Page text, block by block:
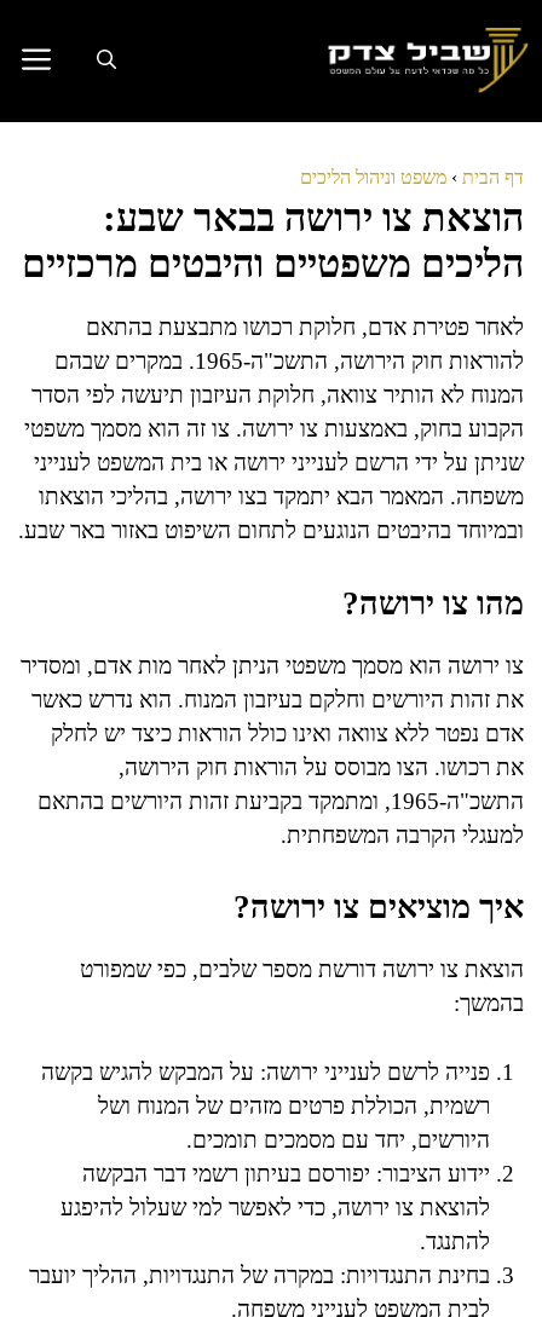
לתוכן
דף הבית › משפט וניהול הליכים
הוצאת צו ירושה בבאר שבע:
הליכים משפטיים והיבטים מרכזיים
לאחר פטירת אדם, חלוקת רכושו מתבצעת בהתאם
להוראות חוק הירושה, התשכ"ה-1965. במקרים שבהם
המנוח לא הותיר צוואה, חלוקת העיזבון תיעשה לפי הסדר
הקבוע בחוק, באמצעות צו ירושה. צו זה הוא מסמך משפטי
שניתן על ידי הרשם לענייני ירושה או בית המשפט לענייני
משפחה. המאמר הבא יתמקד בצו ירושה, בהליכי הוצאתו
ובמיוחד בהיבטים הנוגעים לתחום השיפוט באזור באר שבע.
מהו צו ירושה?
צו ירושה הוא מסמך משפטי הניתן לאחר מות אדם, ומסדיר
את זהות היורשים וחלקם בעיזבון המנוח. הוא נדרש כאשר
אדם נפטר ללא צוואה ואינו כולל הוראות כיצד יש לחלק
את רכושו. הצו מבוסס על הוראות חוק הירושה,
התשכ"ה-1965, ומתמקד בקביעת זהות היורשים בהתאם
למעגלי הקרבה המשפחתית.
איך מוציאים צו ירושה?
הוצאת צו ירושה דורשת מספר שלבים, כפי שמפורט
בהמשך:
פנייה לרשם לענייני ירושה: על המבקש להגיש בקשה
רשמית, הכוללת פרטים מזהים של המנוח ושל
היורשים, יחד עם מסמכים תומכים.
יידוע הציבור: יפורסם בעיתון רשמי דבר הבקשה
להוצאת צו ירושה, כדי לאפשר למי שעלול להיפגע
להתנגד.
בחינת התנגדויות: במקרה של התנגדויות, ההליך יועבר
לבית המשפט לענייני משפחה.